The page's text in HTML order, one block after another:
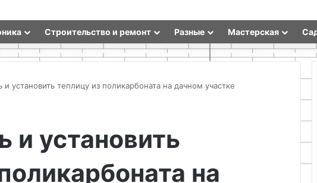
Строительство и ремонт Разные Мастерская
и установить теплицу из поликарбоната на дачном участке
и установить
на
быстро
чернеет
масло